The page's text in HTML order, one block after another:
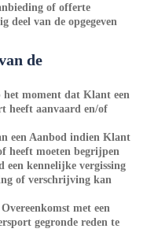
of offerte
deel van de opgegeven
de
het moment dat Klant een
heeft aanvaard en/of
een Aanbod indien Klant
heeft moeten begrijpen
een kennelijke vergissing
of verschrijving kan
met een
gegronde reden te